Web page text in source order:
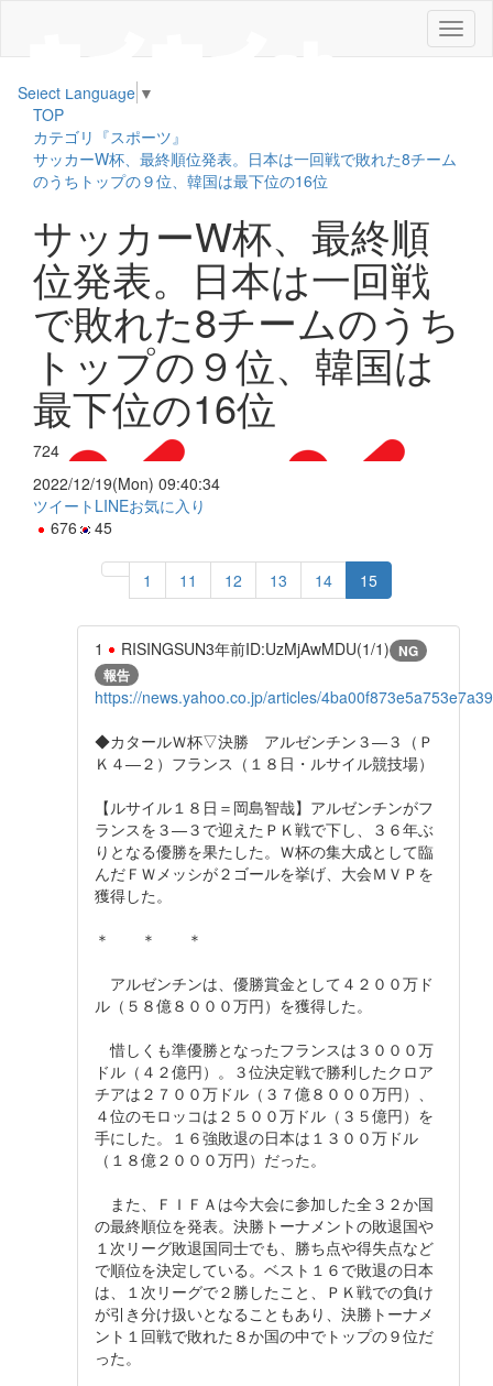
メ
ニ
Select Language ▼
TOP
カテゴリ『スポーツ』
サッカーW杯、最終順位発表。日本は一回戦で敗れた8チーム
のうちトップの９位、韓国は最下位の16位
サッカーW杯、最終順
位発表。日本は一回戦
で敗れた8チームのうち
トップの９位、韓国は
最下位の16位
724
2022/12/19(Mon) 09:40:34
ツイート LINEお気に入り
676
45
1 11 12 13 14 15
1 RISINGSUN3年前ID:UzMjAwMDU(1/1) NG
報告
https://news.yahoo.co.jp/articles/
◆カタールＷ杯▽決勝 アルゼンチン３―３（Ｐ
Ｋ４―２）フランス（１８日・ルサイル競技場）
【ルサイル１８日＝岡島智哉】アルゼンチンがフ
ランスを３―３で迎えたＰＫ戦で下し、３６年ぶ
りとなる優勝を果たした。Ｗ杯の集大成として臨
んだＦＷメッシが２ゴールを挙げ、大会ＭＶＰを
獲得した。
＊ ＊ ＊
アルゼンチンは、優勝賞金として４２００万ド
ル（５８億８０００万円）を獲得した。
惜しくも準優勝となったフランスは３０００万
ドル（４２億円）。３位決定戦で勝利したクロア
チアは２７００万ドル（３７億８０００万円）、
４位のモロッコは２５００万ドル（３５億円）を
手にした。１６強敗退の日本は１３００万ドル
（１８億２０００万円）だった。
また、ＦＩＦＡは今大会に参加した全３２か国
の最終順位を発表。決勝トーナメントの敗退国や
１次リーグ敗退国同士でも、勝ち点や得失点など
で順位を決定している。ベスト１６で敗退の日本
は、１次リーグで２勝したこと、ＰＫ戦での負け
が引き分け扱いとなることもあり、決勝トーナメ
ント１回戦で敗れた８か国の中でトップの９位だ
った。